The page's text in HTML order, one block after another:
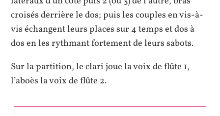
croisés derrière le dos; puis les couples en vis-à-
vis échangent leurs places sur 4 temps et dos à
dos en les rythmant fortement de leurs sabots.
Sur la partition, le clari joue la voix de flûte 1,
l’aboès la voix de flûte 2.